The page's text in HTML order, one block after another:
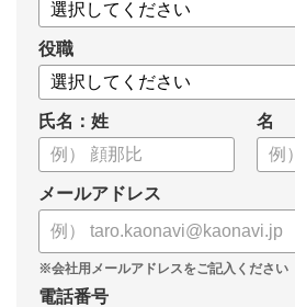
・導入イメージとリーダー育成への応用
役職
氏名：姓 名
メールアドレス
電話番号